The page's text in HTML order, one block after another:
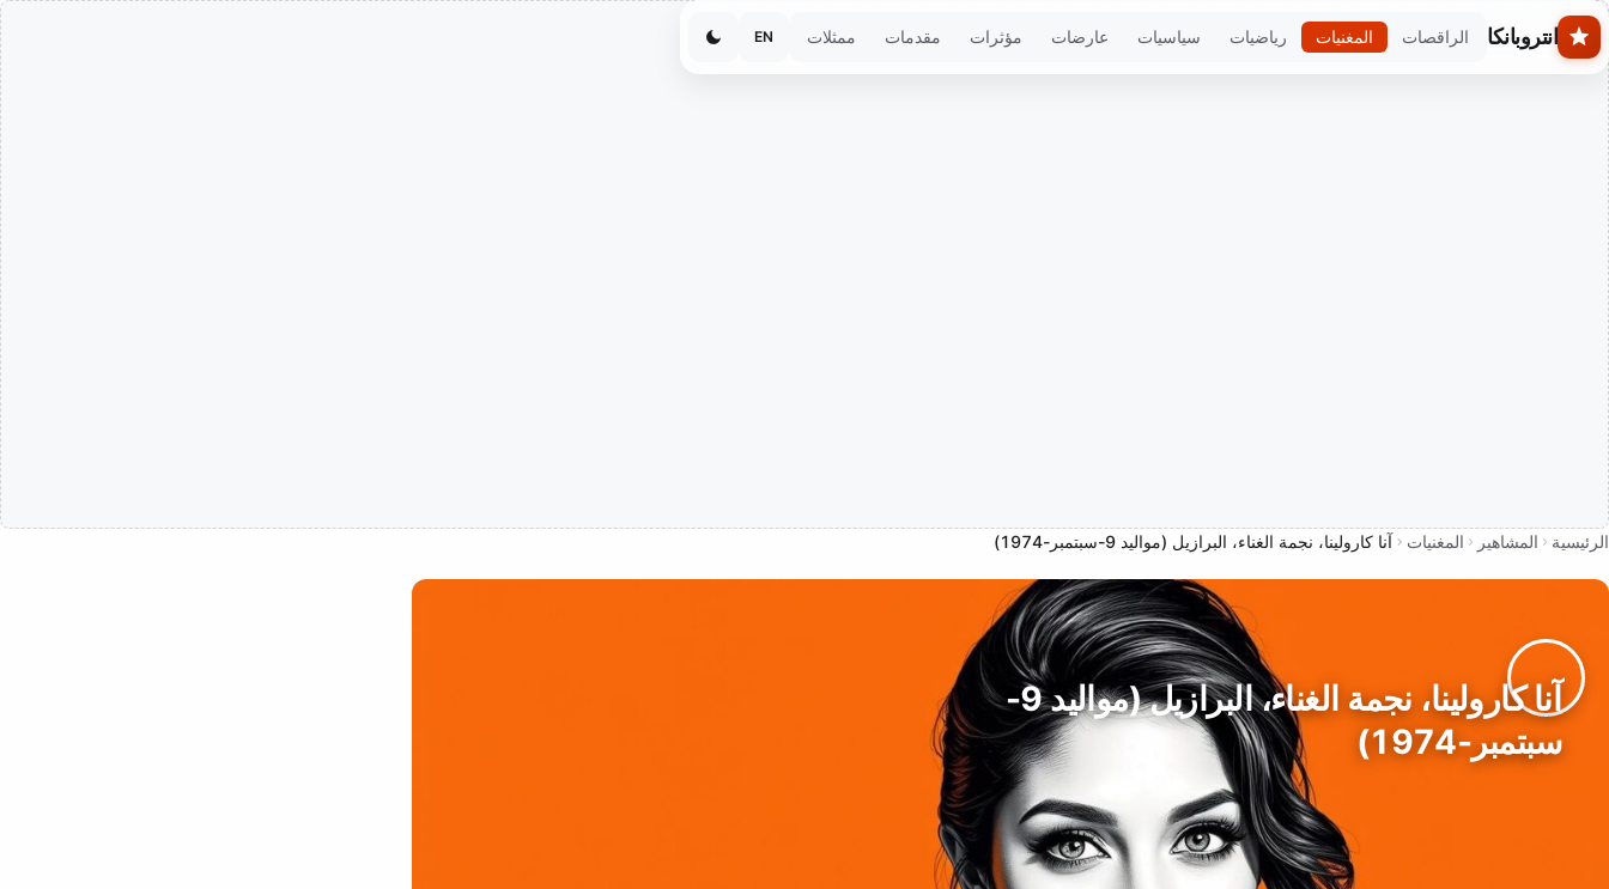
Skip to main content
انتروبانكا الراقصات المغنيات رياضيات سياسيات عارضات مؤثرات مقدمات ممثلات EN
الرئيسية المشاهير المغنيات آنا كارولينا، نجمة الغناء، البرازيل (مواليد 9-سبتمبر-1974)
آنا كارولينا، نجمة الغناء، البرازيل (مواليد 9-
سبتمبر-1974)